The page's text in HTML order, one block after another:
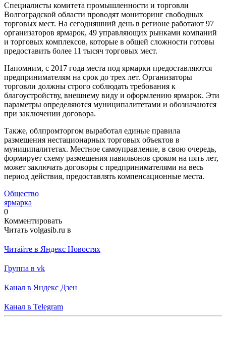
Специалисты комитета промышленности и торговли
Волгоградской области проводят мониторинг свободных
торговых мест. На сегодняшний день в регионе работают 97
организаторов ярмарок, 49 управляющих рынками компаний
и торговых комплексов, которые в общей сложности готовы
предоставить более 11 тысяч торговых мест.
Напомним, с 2017 года места под ярмарки предоставляются
предпринимателям на срок до трех лет. Организаторы
торговли должны строго соблюдать требования к
благоустройству, внешнему виду и оформлению ярмарок. Эти
параметры определяются муниципалитетами и обозначаются
при заключении договора.
Также, облпромторгом выработал единые правила
размещения нестационарных торговых объектов в
муниципалитетах. Местное самоуправление, в свою очередь,
формирует схему размещения павильонов сроком на пять лет,
может заключать договоры с предпринимателями на весь
период действия, предоставлять компенсационные места.
Общество
ярмарка
0
Комментировать
Читать volgasib.ru в
Читайте в Яндекс Новостях
Группа в vk
Канал в Яндекс Дзен
Канал в Telegram